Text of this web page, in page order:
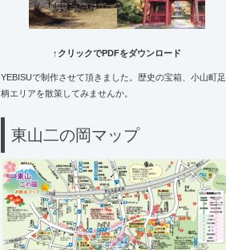
↑クリックでPDFをダウンロード
YEBISUで制作させて頂きました。歴史の宝箱、小山町足
柄エリアを散策してみませんか。
東山二の岡マップ